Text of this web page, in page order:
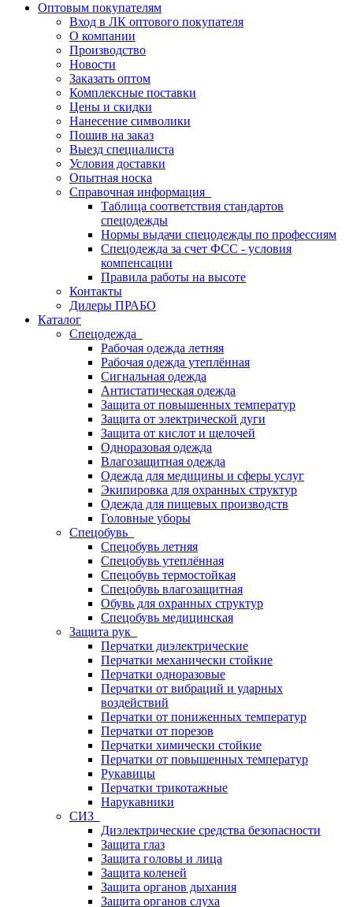
Оптовым покупателям
Вход в ЛК оптового покупателя
О компании
Производство
Новости
Заказать оптом
Комплексные поставки
Цены и скидки
Нанесение символики
Пошив на заказ
Выезд специалиста
Условия доставки
Опытная носка
Справочная информация
Таблица соответствия стандартов
спецодежды
Нормы выдачи спецодежды по профессиям
Спецодежда за счет ФСС - условия
компенсации
Правила работы на высоте
Контакты
Дилеры ПРАБО
Каталог
Спецодежда
Рабочая одежда летняя
Рабочая одежда утеплённая
Сигнальная одежда
Антистатическая одежда
Защита от повышенных температур
Защита от электрической дуги
Защита от кислот и щелочей
Одноразовая одежда
Влагозащитная одежда
Одежда для медицины и сферы услуг
Экипировка для охранных структур
Одежда для пищевых производств
Головные уборы
Спецобувь
Спецобувь летняя
Спецобувь утеплённая
Спецобувь термостойкая
Спецобувь влагозащитная
Обувь для охранных структур
Спецобувь медицинская
Защита рук
Перчатки диэлектрические
Перчатки механически стойкие
Перчатки одноразовые
Перчатки от вибраций и ударных
воздействий
Перчатки от пониженных температур
Перчатки от порезов
Перчатки химически стойкие
Перчатки от повышенных температур
Рукавицы
Перчатки трикотажные
Нарукавники
СИЗ
Диэлектрические средства безопасности
Защита глаз
Защита головы и лица
Защита коленей
Защита органов дыхания
Защита органов слуха